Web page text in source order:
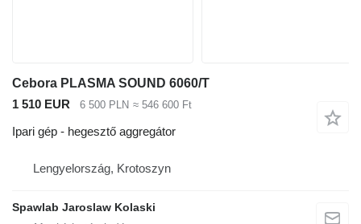
Cebora PLASMA SOUND 6060/T
1 510 EUR
6 500 PLN ≈ 546 600 Ft
Ipari gép - hegesztő aggregátor
Lengyelország, Krotoszyn
Spawlab Jaroslaw Kolaski